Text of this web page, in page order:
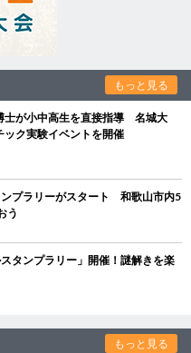
もっと見る
士が小中高生を直接指導 名城大
ク実験イベントを開催
プラリーがスタート 和歌山市内5
う
タンプラリー」開催！謎解きを楽
もっと見る